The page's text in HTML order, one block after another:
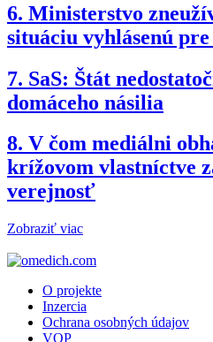
6. Ministerstvo
situáciu vyhlásenú
7. SaS: Štát
domáceho násilia
8. V čom mediálni
krížovom vlastníctve
verejnosť
Zobraziť viac
O projekte
Inzercia
Ochrana osobných údajov
VOP